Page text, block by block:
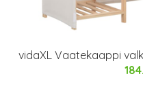
vidaXL Vaatekaappi